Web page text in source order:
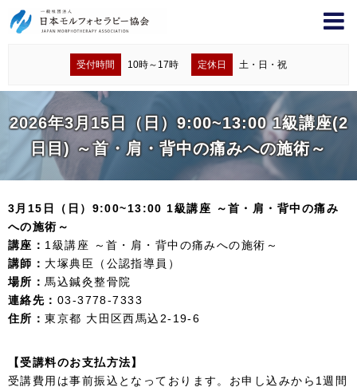
受付時間 10時～17時 定休日 土・日・祝
2026年3月15日（日）9:00~13:00 1級講座(2
日目) ～首・肩・背中の痛みへの施術～
3月15日（日）9:00~13:00 1級講座 ～首・肩・背中の痛み
への施術～
講座： 1級講座 ～首・肩・背中の痛みへの施術～
講師： 大塚典臣（公認指導員）
場所： 馬込鍼灸整骨院
連絡先： 03-3778-7333
住所：東京都 大田区西馬込2-19-6
【受講料のお支払方法】
受講費用は事前振込となっております。お申し込みから1週間